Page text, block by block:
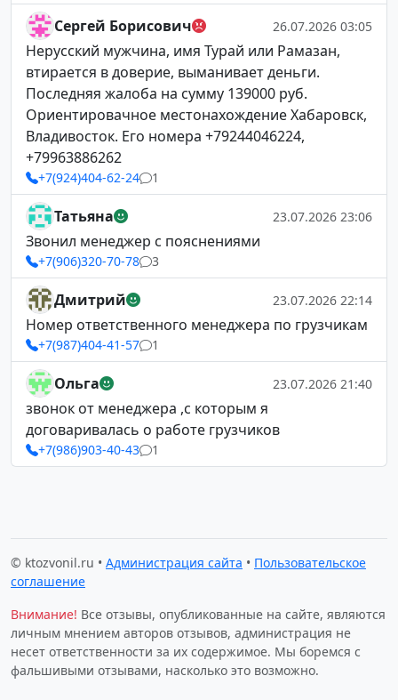
Сергей Борисович 26.07.2026 03:05
Нерусский мужчина, имя Турай или Рамазан,
втирается в доверие, выманивает деньги.
Последняя жалоба на сумму 139000 руб.
Ориентировачное местонахождение Хабаровск,
Владивосток. Его номера +79244046224,
+79963886262
+7(924)404-62-24 1
Татьяна 23.07.2026 23:06
Звонил менеджер с пояснениями
+7(906)320-70-78 3
Дмитрий 23.07.2026 22:14
Номер ответственного менеджера по грузчикам
+7(987)404-41-57 1
Ольга 23.07.2026 21:40
звонок от менеджера ,с которым я
договаривалась о работе грузчиков
+7(986)903-40-43 1
© ktozvonil.ru • Администрация сайта • Пользовательское
соглашение
Внимание! Все отзывы, опубликованные на сайте, являются
личным мнением авторов отзывов, администрация не
несет ответственности за их содержимое. Мы боремся с
фальшивыми отзывами, насколько это возможно.